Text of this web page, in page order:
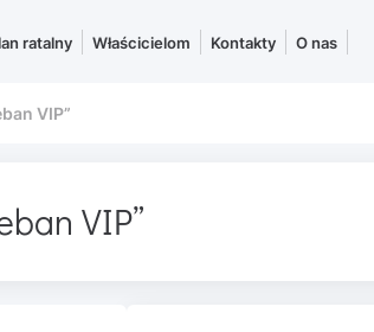
ratalny Właścicielom Kontakty O nas
VIP”
VIP”